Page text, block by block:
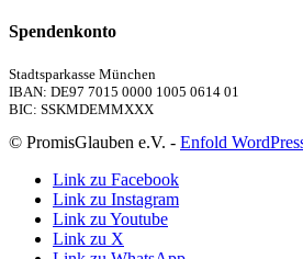
Spendenkonto
Stadtsparkasse München
IBAN: DE97 7015 0000 1005 0614 01
BIC: SSKMDEMMXXX
© PromisGlauben e.V. - Enfold
Link zu Facebook
Link zu Instagram
Link zu Youtube
Link zu X